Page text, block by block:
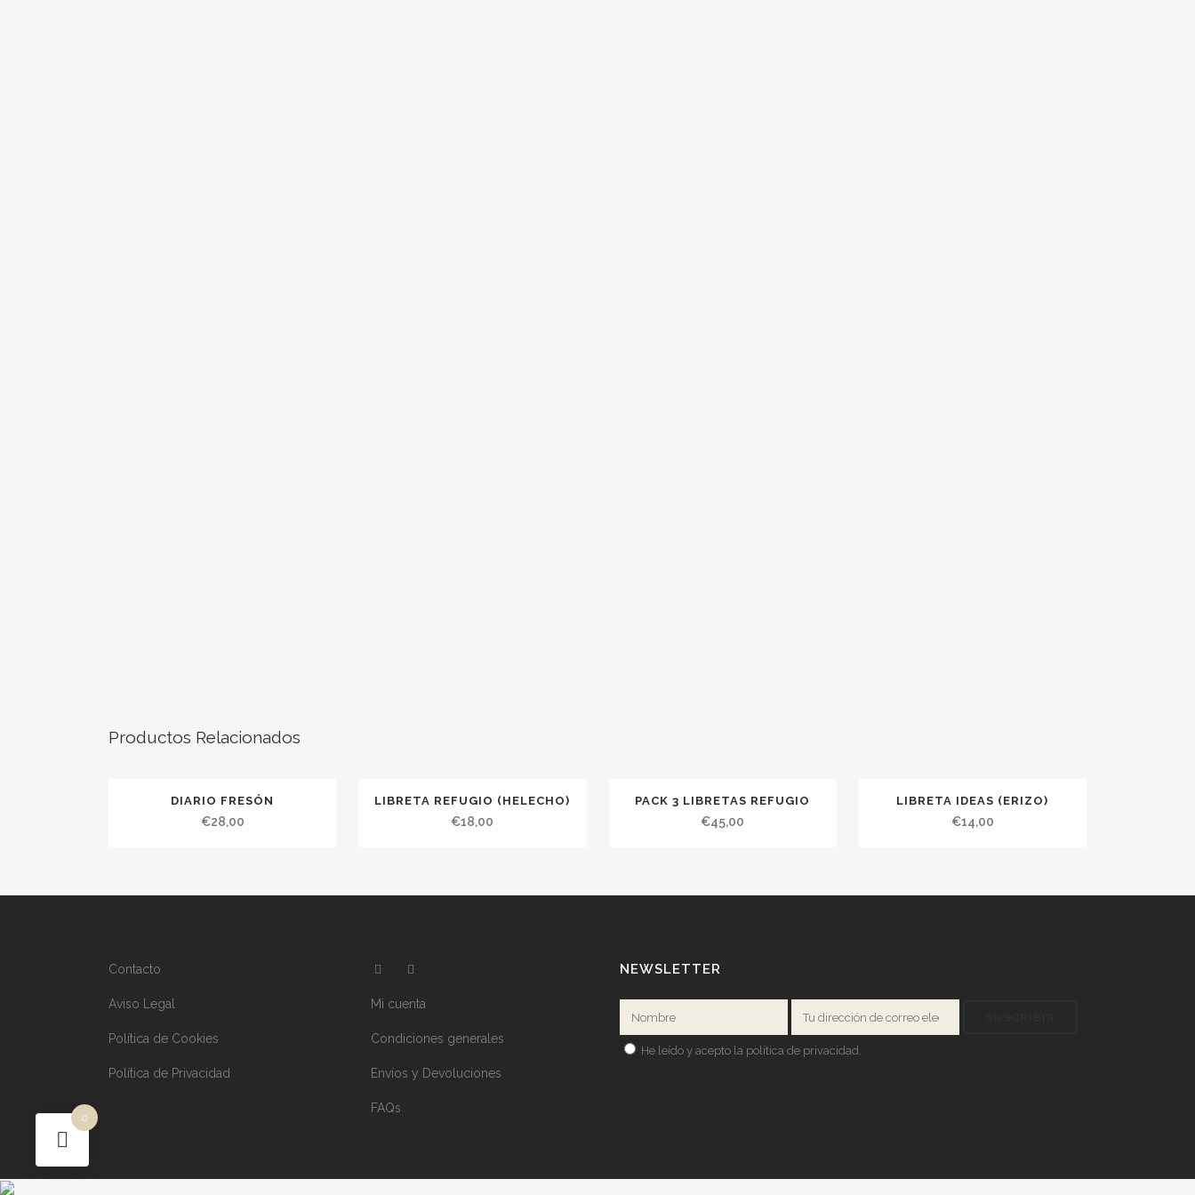
Productos Relacionados
DIARIO FRESÓN
€28,00
LIBRETA REFUGIO (HELECHO)
€18,00
PACK 3 LIBRETAS REFUGIO
€45,00
LIBRETA IDEAS (ERIZO)
€14,00
Contacto
Aviso Legal
Política de Cookies
Política de Privacidad
Mi cuenta
Condiciones generales
Envíos y Devoluciones
FAQs
NEWSLETTER
He leído y acepto la política de privacidad .
0